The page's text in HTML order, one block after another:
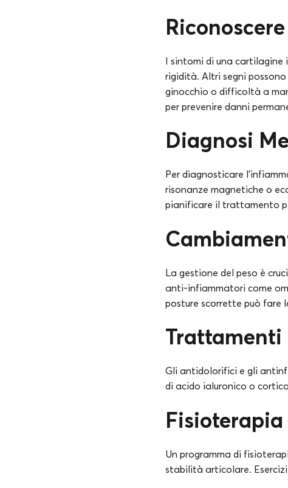
I sintomi di una cartilagine
rigidità. Altri segni
ginocchio o difficoltà a
per prevenire danni
Diagnosi
Per diagnosticare
risonanze magnetiche o
pianificare il trattamento
La gestione del peso è
anti-infiammatori come
posture scorrette può fare
Gli antidolorifici e gli
di acido ialuronico o
Un programma di
stabilità articolare.